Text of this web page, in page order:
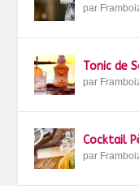
par
Tonic de
par
Cocktail
par